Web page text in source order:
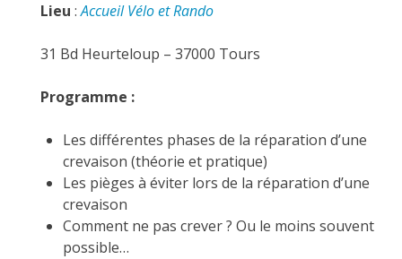
Lieu :Accueil Vélo et Rando
31 Bd Heurteloup – 37000 Tours
Programme :
Les différentes phases de la réparation d’une
crevaison (théorie et pratique)
Les pièges à éviter lors de la réparation d’une
crevaison
Comment ne pas crever ? Ou le moins souvent
possible…